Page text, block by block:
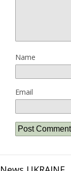
Name
Email